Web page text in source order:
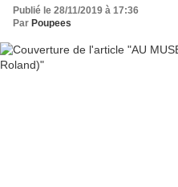
Publié le 28/11/2019 à 17:36
Par Poupees